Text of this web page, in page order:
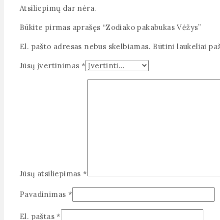
Atsiliepimų dar nėra.
Būkite pirmas aprašęs “Zodiako pakabukas Vėžys”
El. pašto adresas nebus skelbiamas. Būtini laukeliai
Jūsų įvertinimas *
Jūsų atsiliepimas*
Pavadinimas *
El. paštas*